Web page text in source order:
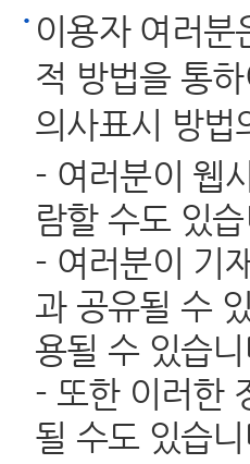
이용자 여러
적 방법을 통
의사표시 방법
- 여러분이 웹
람할 수도 있
- 여러분이 기
과 공유될 수
용될 수 있습
- 또한 이러한
될 수도 있습